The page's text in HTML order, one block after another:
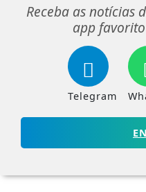
Receba as notícias
app
Telegram